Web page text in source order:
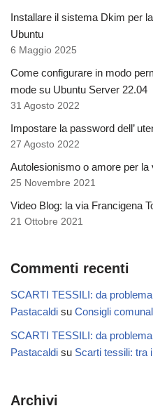
Installare il sistema Dkim per
Ubuntu
6 Maggio 2025
Come configurare in modo
mode su Ubuntu Server 22.04
31 Agosto 2022
Impostare la password dell’
27 Agosto 2022
Autolesionismo o amore per la
25 Novembre 2021
Video Blog: la via Francigena
21 Ottobre 2021
Commenti recenti
SCARTI TESSILI: da
Pastacaldi su Consigli
SCARTI TESSILI: da
Pastacaldi su Scarti tessili: tra
Archivi